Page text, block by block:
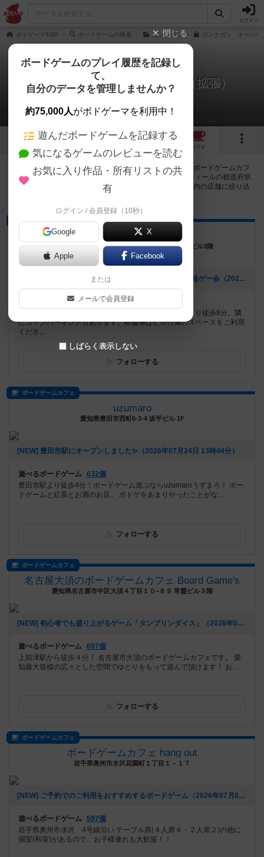
ログイン
ボドゲーマTOP ボードゲームの検索 ガンナガン ガンナガン オーバー
ガンナガン：オーバーヒート（拡張）
54店のカフェ/スペースが提供中
3 3 6
カフェ
ガンナガン：オーバーヒート（拡張）で遊ぶことができるボードゲームカフ
ェ・プレイスペースが54店登録されています。公開プロフィールの都道府県
が設定されたアカウントでログインすると、同じ都道府県内の店舗に絞り込
ボードゲームカフェ
ボードゲームカフェSpla
奈良県奈良市奈良市西大寺北町1丁目6-10 北和ビル3階
[NEW] 【8/26㈬19:30 ～】初心者歓迎！！おいでやす♪軽ゲー会（2026年07月29日 19時38分）
遊べるボードゲーム
493個
奈良市のボードゲームカフェです。近鉄大和西大寺駅より徒歩8分。隣
にコインパーキングもあります。駐輪場はビル付属のスペースをご利用
くださ...
フォローする
ボードゲームカフェ
uzumaro
愛知県豊田市西町6-3-4 坂平ビル 1F
[NEW] 豊田市駅にオープンしました✨（2026年07月24日 13時44分）
遊べるボードゲーム 632個
豊田市駅より徒歩4分！ボードゲーム遊ぶならuzumaroうずまろ！ ボー
ドゲームと紅茶とお酒のお店。 ボドゲをあまりやったことがな...
フォローする
ボードゲームカフェ
名古屋大須のボードゲームカフェ Board Game's
愛知県名古屋市中区大須４丁目１０−８９ 常盤ビル３階
[NEW] 初心者でも盛り上がるゲーム「タンブリンダイス」（2026年07月17日 14時05分）
遊べるボードゲーム 697個
上前津駅から徒歩４分！ 名古屋市大須のボードゲームカフェです。 愛
知最大規模の広々とした空間でゆとりをもって遊んで頂けます！ お...
フォローする
ボードゲームカフェ
ボードゲームカフェ hang out
岩手県奥州市水沢花園町１丁目１－１７
[NEW] ご予約でのご利用をおすすめするボードゲーム（2026年07月04日 11時59分）
遊べるボードゲーム 597個
岩手県奥州市水沢 4号線沿い テーブル席(４人席４・２人席２)の他に
個室(和室)があるので、お子様連れも大歓迎！！
閉じる
ボードゲームのプレイ履歴を記録し
て、
自分のデータを管理しませんか？
約75,000人がボドゲーマを利用中！
遊んだボードゲームを記録する
気になるゲームのレビューを読む
お気に入り作品・所有リストの共
有
ログイン / 会員登録（10秒）
Google X
Apple Facebook
または
メールで会員登録
しばらく表示しない